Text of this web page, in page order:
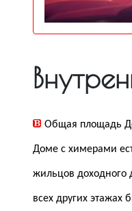
Общая площадь
Доме с химерами
жильцов доходного
всех других этажах